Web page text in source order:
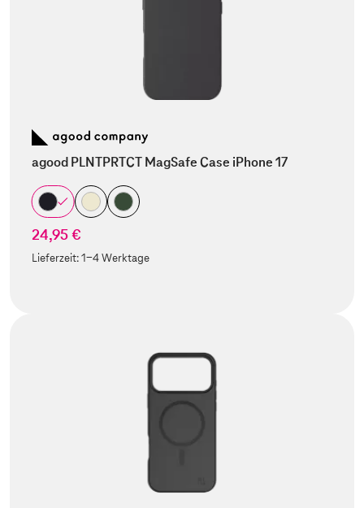
agood PLNTPRTCT MagSafe Case iPhone 17
24,95 €
Lieferzeit:1-4 Werktage